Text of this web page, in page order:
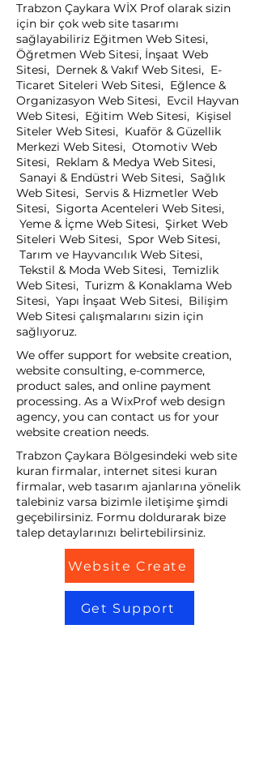
Trabzon Çaykara WİX Prof olarak sizin
için bir çok web site tasarımı
sağlayabiliriz Eğitmen Web Sitesi,
Öğretmen Web Sitesi, İnşaat Web
Sitesi, Dernek & Vakıf Web Sitesi, E-
Ticaret Siteleri Web Sitesi, Eğlence &
Organizasyon Web Sitesi, Evcil Hayvan
Web Sitesi, Eğitim Web Sitesi, Kişisel
Siteler Web Sitesi, Kuaför & Güzellik
Merkezi Web Sitesi, Otomotiv Web
Sitesi, Reklam & Medya Web Sitesi,
Sanayi & Endüstri Web Sitesi, Sağlık
Web Sitesi, Servis & Hizmetler Web
Sitesi, Sigorta Acenteleri Web Sitesi,
Yeme & İçme Web Sitesi, Şirket Web
Siteleri Web Sitesi, Spor Web Sitesi,
Tarım ve Hayvancılık Web Sitesi,
Tekstil & Moda Web Sitesi, Temizlik
Web Sitesi, Turizm & Konaklama Web
Sitesi, Yapı İnşaat Web Sitesi, Bilişim
Web Sitesi çalışmalarını sizin için
sağlıyoruz.
We offer support for website creation,
website consulting, e-commerce,
product sales, and online payment
processing. As a WixProf web design
agency, you can contact us for your
website creation needs.
Trabzon Çaykara Bölgesindeki web site
kuran firmalar, internet sitesi kuran
firmalar, web tasarım ajanlarına yönelik
talebiniz varsa bizimle iletişime şimdi
geçebilirsiniz. Formu doldurarak bize
talep detaylarınızı belirtebilirsiniz.
Website Create
Get Support